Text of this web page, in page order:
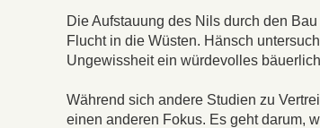
Die Aufstauung des Nils durch den
Flucht in die Wüsten. Hänsch
Ungewissheit ein würdevolles
Während sich andere Studien zu
einen anderen Fokus. Es geht darum,